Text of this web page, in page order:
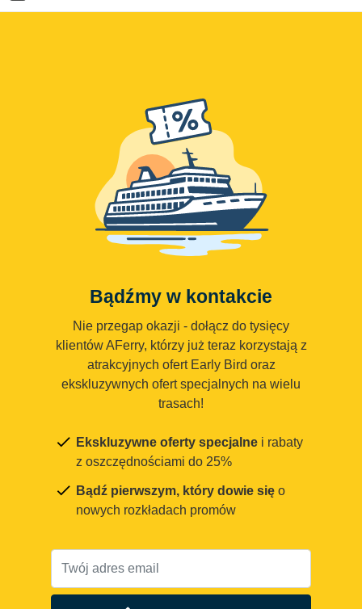
Bądźmy w kontakcie
Nie przegap okazji - dołącz do tysięcy
klientów AFerry, którzy już teraz korzystają z
atrakcyjnych ofert Early Bird oraz
ekskluzywnych ofert specjalnych na wielu
trasach!
Ekskluzywne oferty specjalne i rabaty
z oszczędnościami do 25%
Bądź pierwszym, który dowie się o
nowych rozkładach promów